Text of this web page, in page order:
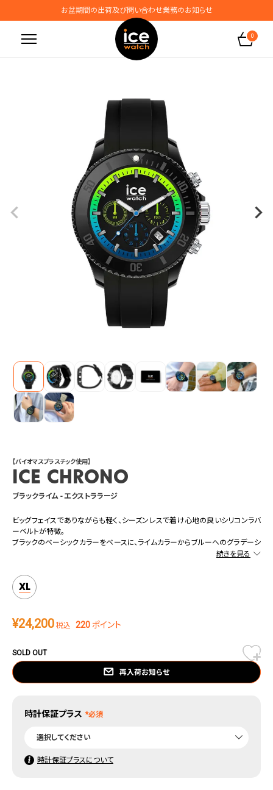
お盆期間の出荷及び問い合わせ業務のお知らせ
地震の影響によるお届けに関するお知らせ
無料ギフトラッピングサービス受付中
0
【バイオマスプラスチック使用】
ICE chrono
ブラックライム - エクストララージ
ビッグフェイスでありながらも軽く、シーズンレスで着け心地の良いシリコンラバ
ーベルトが特徴。
ブラックのベーシックカラーをベースに、ライムカラーからブルーへのグラデーシ
つデザインとなっている。
XL
¥24,200 税込 220ポイント
SOLD OUT
再入荷お知らせ
時計保証プラス
時計保証プラスについて